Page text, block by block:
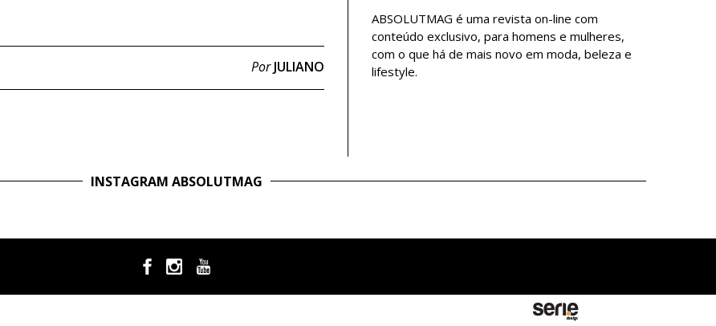
PorJULIANO
ABSOLUTMAG é uma revista on-line com
conteúdo exclusivo, para homens e mulheres,
com o que há de mais novo em moda, beleza e
lifestyle.
INSTAGRAM ABSOLUTMAG